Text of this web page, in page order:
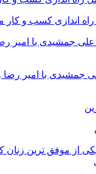
اندازی کسب و کار
جمشیدی با امیر رضا